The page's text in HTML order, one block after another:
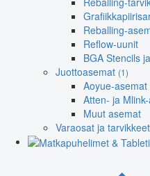
Reballing-
Reflow-uunit
BGA Stencils
Juottoasemat (1)
Aoyue-asemat
Atten- ja
Muut asemat
Varaosat ja tarvikkeet